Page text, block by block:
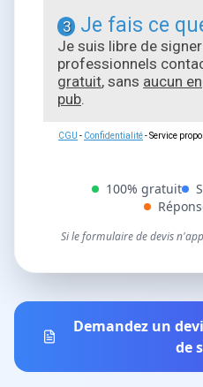
3 Je fais ce
Je suis libre de
professionnels
gratuit, sans aucun
pub.
CGU - Confidentialité- Service
100% gratuit
Si le formulaire de devis
Demandez un
de